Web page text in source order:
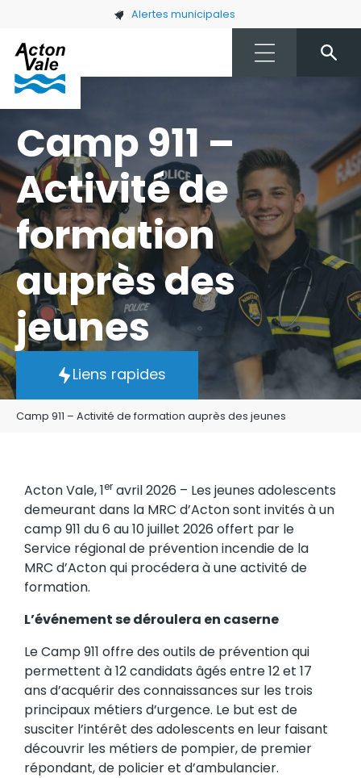
Skip to main content Alertes municipales
Camp 911 –
Activité de
formation
auprès des
jeunes
Liens rapides
Camp 911 – Activité de formation auprès des jeunes
Acton Vale, 1er avril 2026 – Les jeunes adolescents
demeurant dans la MRC d’Acton sont invités à un
camp 911 du 6 au 10 juillet 2026 offert par le
Service régional de prévention incendie de la
MRC d’Acton qui procédera à une activité de
formation.
L’événement se déroulera en caserne
Le Camp 911 offre des outils de prévention qui
permettent à 12 candidats âgés entre 12 et 17
ans d’acquérir des connaissances sur les trois
principaux métiers d’urgence. Le but est de
susciter l’intérêt des adolescents en leur faisant
découvrir les métiers de pompier, de premier
répondant, de policier et d’ambulancier.